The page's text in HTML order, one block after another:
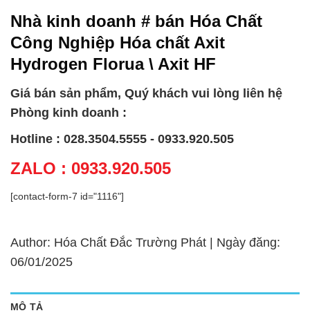
Nhà kinh doanh # bán Hóa Chất
Công Nghiệp Hóa chất Axit
Hydrogen Florua \ Axit HF
Giá bán sản phẩm, Quý khách vui lòng liên hệ
Phòng kinh doanh :
Hotline : 028.3504.5555 - 0933.920.505
ZALO : 0933.920.505
[contact-form-7 id="1116"]
Author: Hóa Chất Đắc Trường Phát | Ngày đăng:
06/01/2025
MÔ TẢ